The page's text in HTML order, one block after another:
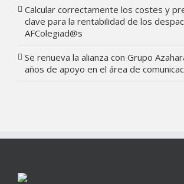
Calcular correctamente los costes y
clave para la rentabilidad de los
AFColegiad@s
Se renueva la alianza con Grupo
años de apoyo en el área de